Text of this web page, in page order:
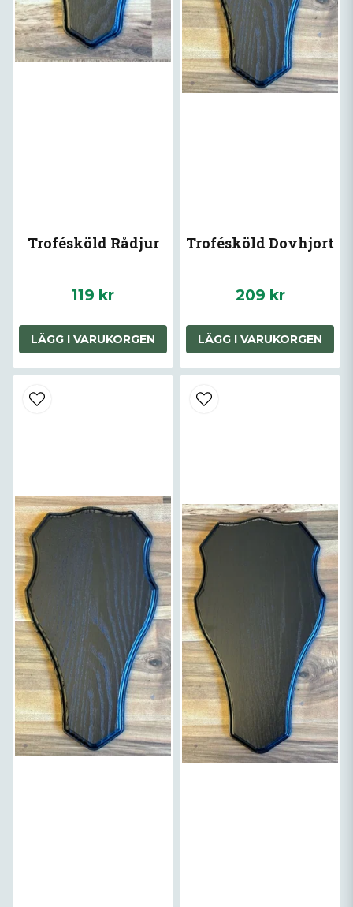
Trofésköld Rådjur
119 kr
LÄGG I VARUKORGEN
Trofésköld Dovhjort
209 kr
LÄGG I VARUKORGEN